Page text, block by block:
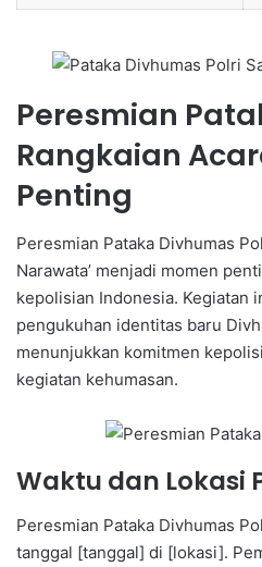
Peresmian
Rangkaian
Penting
Peresmian Pataka Divhumas
Narawata’ menjadi momen
kepolisian Indonesia. Kegiatan
pengukuhan identitas baru
menunjukkan komitmen
kegiatan kehumasan.
Waktu dan Lokasi
Peresmian Pataka Divhumas
tanggal [tanggal] di [lokasi].